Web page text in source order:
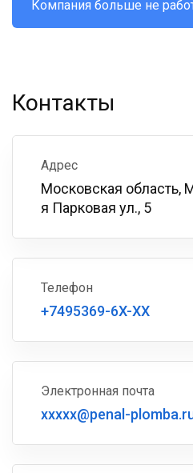
Компания больше не
Контакты
Адрес
Московская область,
я Парковая ул., 5
Телефон
+7495369-6X-XX
Электронная почта
xxxxx@penal-